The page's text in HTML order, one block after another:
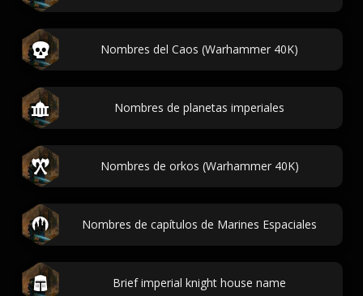
Nombres del Caos (Warhammer 40K)
Nombres de planetas imperiales
Nombres de orkos (Warhammer 40K)
Nombres de capítulos de Marines Espaciales
Brief imperial knight house name